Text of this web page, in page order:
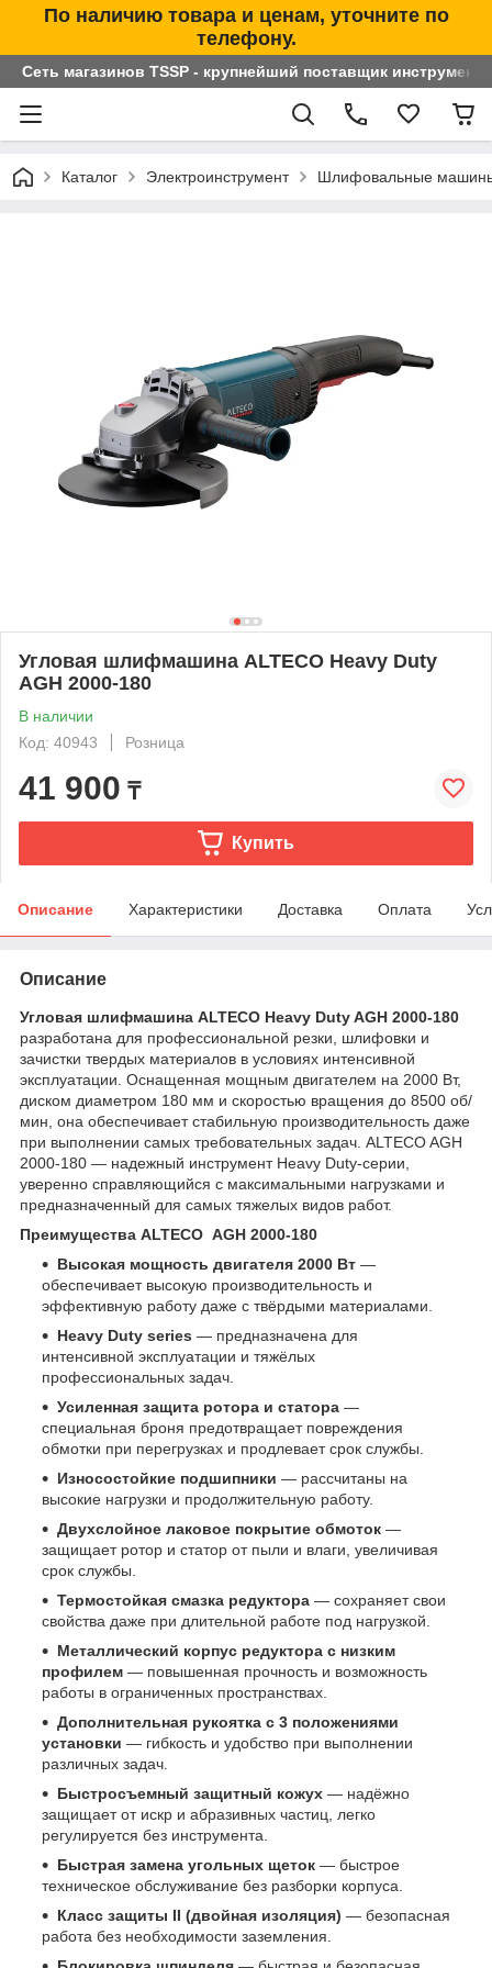
По наличию товара и ценам, уточните по
телефону.
Сеть магазинов TSSP - крупнейший поставщик
Каталог Электроинструмент Шлифовальные
Угловая шлифмашина ALTECO Heavy Duty
AGH 2000-180
В наличии
Код: 40943
Розница
41 900 ₸
Купить
Описание Характеристики Доставка Оплата
Описание
Угловая шлифмашина ALTECO Heavy Duty AGH 2000-180
разработана для профессиональной резки, шлифовки и
зачистки твердых материалов в условиях интенсивной
эксплуатации. Оснащенная мощным двигателем на 2000 Вт,
диском диаметром 180 мм и скоростью вращения до 8500 об/
мин, она обеспечивает стабильную производительность даже
при выполнении самых требовательных задач. ALTECO AGH
2000-180 — надежный инструмент Heavy Duty-серии,
уверенно справляющийся с максимальными нагрузками и
предназначенный для самых тяжелых видов работ.
Преимущества ALTECO AGH 2000-180
Высокая мощность двигателя 2000 Вт —
обеспечивает высокую производительность и
эффективную работу даже с твёрдыми материалами.
Heavy Duty series — предназначена для
интенсивной эксплуатации и тяжёлых
профессиональных задач.
Усиленная защита ротора и статора —
специальная броня предотвращает повреждения
обмотки при перегрузках и продлевает срок службы.
Износостойкие подшипники — рассчитаны на
высокие нагрузки и продолжительную работу.
Двухслойное лаковое покрытие обмоток —
защищает ротор и статор от пыли и влаги, увеличивая
срок службы.
Термостойкая смазка редуктора — сохраняет свои
свойства даже при длительной работе под нагрузкой.
Металлический корпус редуктора с низким
профилем — повышенная прочность и возможность
работы в ограниченных пространствах.
Дополнительная рукоятка с 3 положениями
установки — гибкость и удобство при выполнении
различных задач.
Быстросъемный защитный кожух — надёжно
защищает от искр и абразивных частиц, легко
регулируется без инструмента.
Быстрая замена угольных щеток — быстрое
техническое обслуживание без разборки корпуса.
Класс защиты II (двойная изоляция) — безопасная
работа без необходимости заземления.